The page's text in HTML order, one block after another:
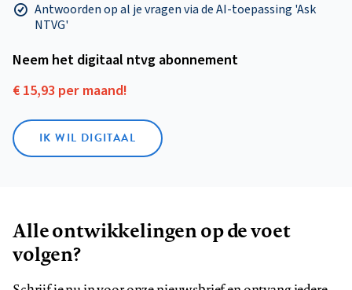
Antwoorden op al je vragen via de AI-toepassing 'Ask
NTVG'
Neem het digitaal ntvg abonnement
€ 15,93 per maand!
IK WIL DIGITAAL
Alle ontwikkelingen op de voet
volgen?